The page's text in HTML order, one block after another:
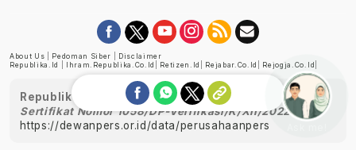
About Us Pedoman Siber
Disclaimer
Republika.id
Ihram.republika.co.id Retizen.id Rejabar.co.id Rejogja.co.id
Republika telah diverifikasi oleh Dewan Pers
Sertifikat Nomor 1058/DP-Verifikasi/K/XII/2022
https://dewanpers.or.id/data/perusahaanpers